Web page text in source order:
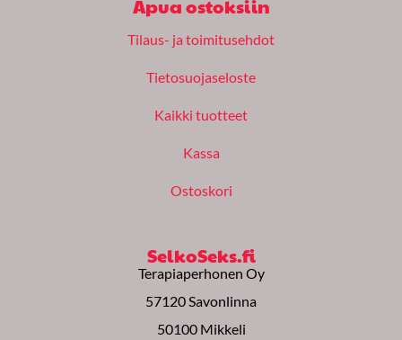
b
o
a
r
m
u
e
Apua ostoksiin
Tilaus- ja toimitusehdot
Tietosuojaseloste
Kaikki tuotteet
Kassa
Ostoskori
SelkoSeks.fi
Terapiaperhonen Oy
57120 Savonlinna
50100 Mikkeli